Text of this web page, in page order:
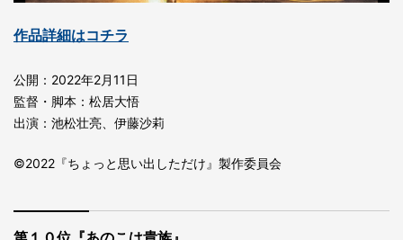
作品詳細はコチラ
公開：2022年2月11日
監督・脚本：松居大悟
出演：池松壮亮、伊藤沙莉
©2022『ちょっと思い出しただけ』製作委員会